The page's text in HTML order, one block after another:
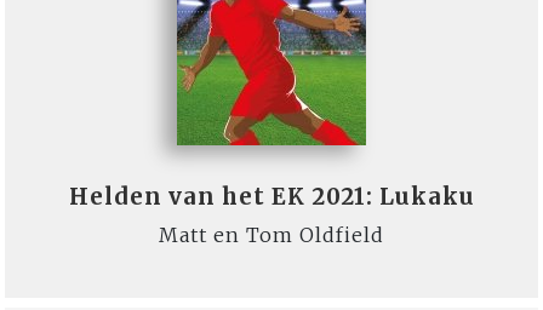
Helden van het EK 2021: Lukaku
Matt en Tom Oldfield